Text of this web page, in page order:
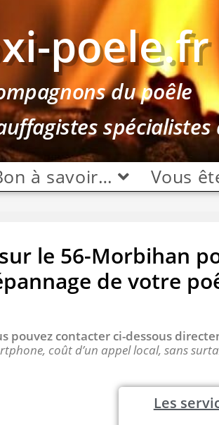
poele.fr
du poêle
à savoir… Vous
le 56-Morbihan
de votre
pouvez contacter ci-dessous
coût d’un appel local, sans
Les